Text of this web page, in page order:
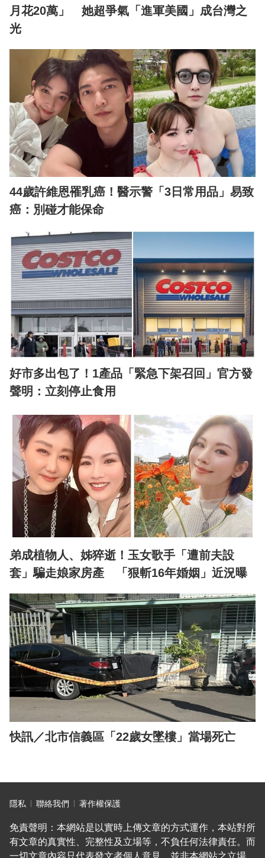
月花20萬」 她超爭氣「進軍美國」成台灣之
光
44歲許維恩罹乳癌！醫示警「3日常用品」易致
癌：別碰才能保命
好市多出包了！1產品「緊急下架召回」官方發
聲明：立刻停止食用
弟成植物人、姊猝逝！玉女歌手「遭前夫設
套」騙走娘家房產 「狠斬16年婚姻」近況曝
快訊／北市信義區「22歲女墜樓」當場死亡
隱私 聯絡我們 著作權保護
免責聲明：本網站是以實時上傳文章的方式運作，本站對所
有文章的真實性、完整性及立場等，不負任何法律責任。而
一切文章內容只代表發文者個人意見，並非本網站之立場，